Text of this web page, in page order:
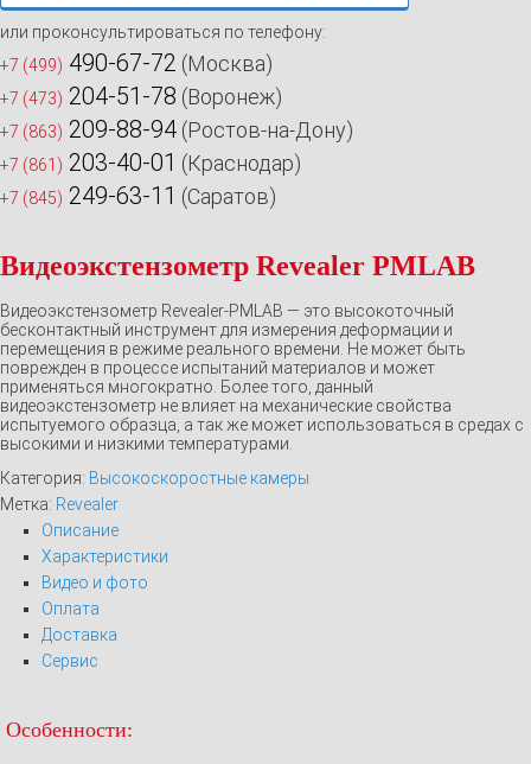
или проконсультироваться по телефону:
+7 (499) 490-67-72 (Москва)
+7 (473) 204-51-78 (Воронеж)
+7 (863) 209-88-94 (Ростов-на-Дону)
+7 (861) 203-40-01 (Краснодар)
+7 (845) 249-63-11 (Саратов)
Видеоэкстензометр Revealer PMLAB
Видеоэкстензометр Revealer-PMLAB — это высокоточный
бесконтактный инструмент для измерения деформации и
перемещения в режиме реального времени. Не может быть
поврежден в процессе испытаний материалов и может
применяться многократно. Более того, данный
видеоэкстензометр не влияет на механические свойства
испытуемого образца, а так же может использоваться в средах с
высокими и низкими температурами.
Категория: Высокоскоростные камеры
Метка: Revealer
Описание
Характеристики
Видео и фото
Оплата
Доставка
Сервис
Особенности: